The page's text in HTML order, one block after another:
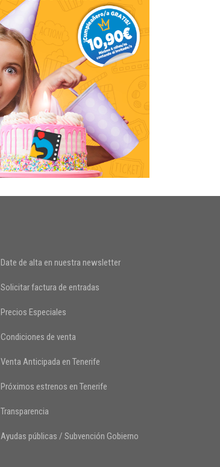
Date de alta en nuestra newsletter
Solicitar factura de entradas
Precios Especiales
Condiciones de venta
Venta Anticipada en Tenerife
Próximos estrenos en Tenerife
Transparencia
Ayudas públicas / Subvención Gobierno